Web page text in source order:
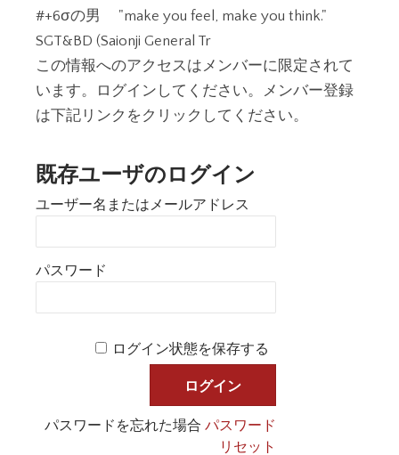
#+6σの男 "make you feel, make you think."
SGT&BD (Saionji General Tr
この情報へのアクセスはメンバーに限定されて
います。ログインしてください。メンバー登録
は下記リンクをクリックしてください。
既存ユーザのログイン
ユーザー名またはメールアドレス
パスワード
ログイン状態を保存する
パスワードを忘れた場合パスワード
リセット